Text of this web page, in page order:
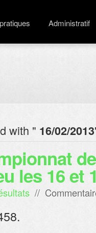
Administratif
with " 16/02/2013
les 16 et
//